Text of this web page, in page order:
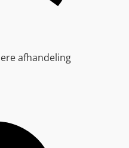
afhandeling